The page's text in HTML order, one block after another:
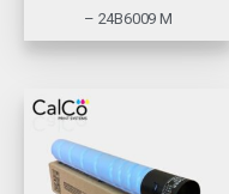
– 24B6009 M